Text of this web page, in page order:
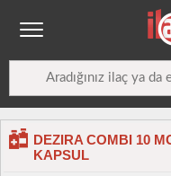
DEZIRA COMBI 10
KAPSUL